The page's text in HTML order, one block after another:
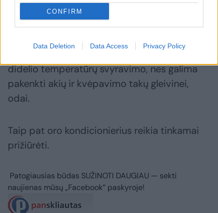
CONFIRM
Data Deletion Data Access Privacy Policy
ne didesnis kaip 0,25 m/s.
Patalpose oro kondicionieriumi reikia
naudotis saikingai, o svarbiausia – vengti
didelio temperatūrų svyravimo, nes galima
pakenkti akių ir kvėpavimo takų gleivinei,
odai.
Taip pat oro kondicionierius reikia tinkamai
prižiūrėti.
Patogiausias būdas SUŽINOTI DAUGIAU — sekti
naujienas mūsų „Facebook” paskyroje!